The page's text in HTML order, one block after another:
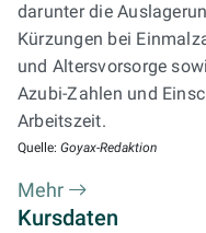
darunter die
Kürzungen bei
und Altersvorsorge
Azubi-Zahlen und
Arbeitszeit.
Quelle: Goyax-Redaktion
Mehr
Kursdaten